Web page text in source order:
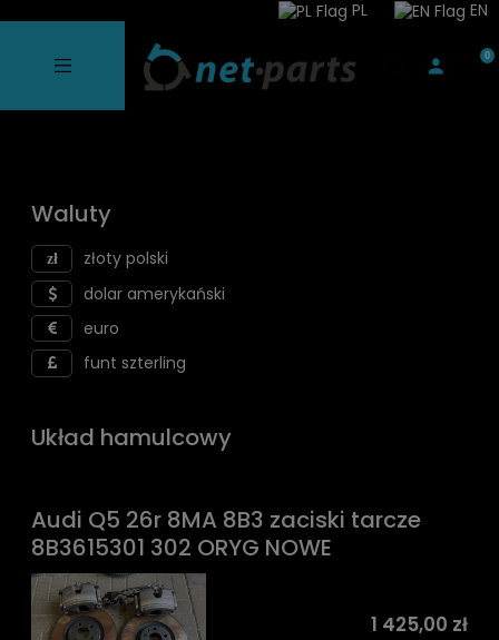
PL EN
Waluty
złoty polski
dolar amerykański
euro
funt szterling
Układ hamulcowy
Audi Q5 26r 8MA 8B3 zaciski tarcze
8B3615301 302 ORYG NOWE
1 425,00 zł